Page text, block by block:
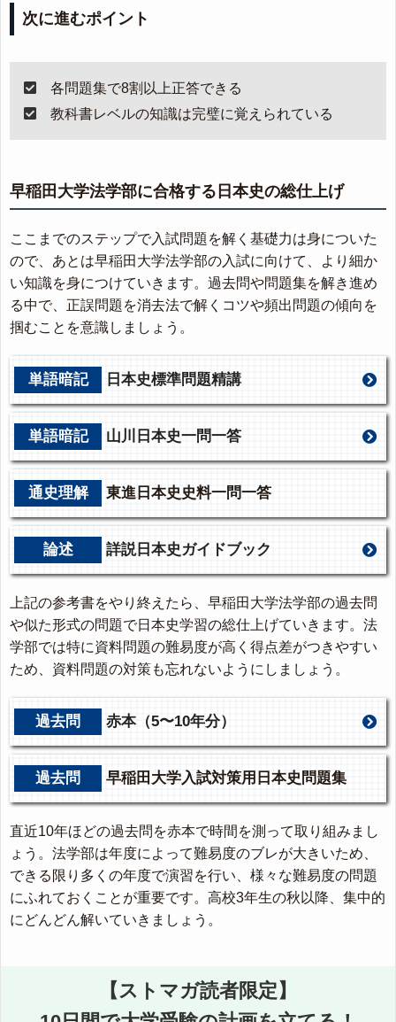
次に進むポイント
各問題集で8割以上正答できる
教科書レベルの知識は完璧に覚えられている
早稲田大学法学部に合格する日本史の総仕上げ
ここまでのステップで入試問題を解く基礎力は身についた
ので、あとは早稲田大学法学部の入試に向けて、より細か
い知識を身につけていきます。過去問や問題集を解き進め
る中で、正誤問題を消去法で解くコツや頻出問題の傾向を
掴むことを意識しましょう。
単語暗記 日本史標準問題精講
単語暗記 山川日本史一問一答
通史理解 東進日本史史料一問一答
論述 詳説日本史ガイドブック
上記の参考書をやり終えたら、早稲田大学法学部の過去問
や似た形式の問題で日本史学習の総仕上げていきます。法
学部では特に資料問題の難易度が高く得点差がつきやすい
ため、資料問題の対策も忘れないようにしましょう。
過去問 赤本（5〜10年分）
過去問 早稲田大学入試対策用日本史問題集
直近10年ほどの過去問を赤本で時間を測って取り組みまし
ょう。法学部は年度によって難易度のブレが大きいため、
できる限り多くの年度で演習を行い、様々な難易度の問題
にふれておくことが重要です。高校3年生の秋以降、集中的
にどんどん解いていきましょう。
【ストマガ読者限定】